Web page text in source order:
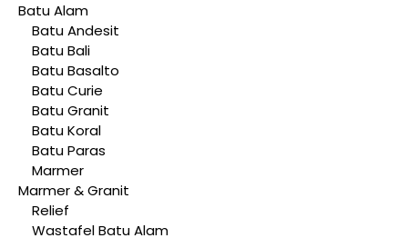
Batu Alam
Batu Andesit
Batu Bali
Batu Basalto
Batu Curie
Batu Granit
Batu Koral
Batu Paras
Marmer
Marmer & Granit
Relief
Wastafel Batu Alam